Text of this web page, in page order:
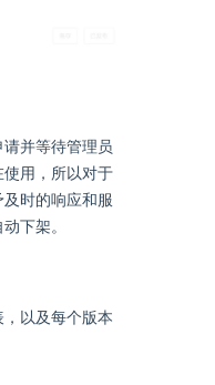
并等待管理员
用，所以对于
时的响应和服
下架。
以及每个版本